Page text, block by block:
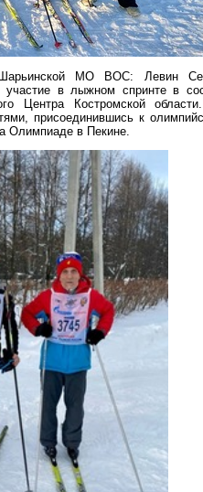
МО ВОС: Левин
в лыжном спринте в
Центра Костромской
присоединившись к
Олимпиаде в Пекине.